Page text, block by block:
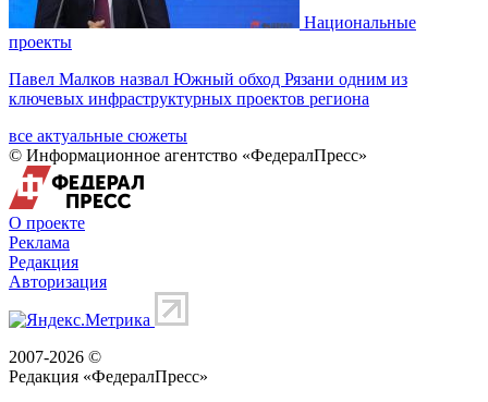
Национальные
проекты
Павел Малков назвал Южный обход Рязани одним из
ключевых инфраструктурных проектов региона
все актуальные сюжеты
© Информационное агентство «ФедералПресс»
О проекте
Реклама
Редакция
Авторизация
2007-2026 ©
Редакция «ФедералПресс»